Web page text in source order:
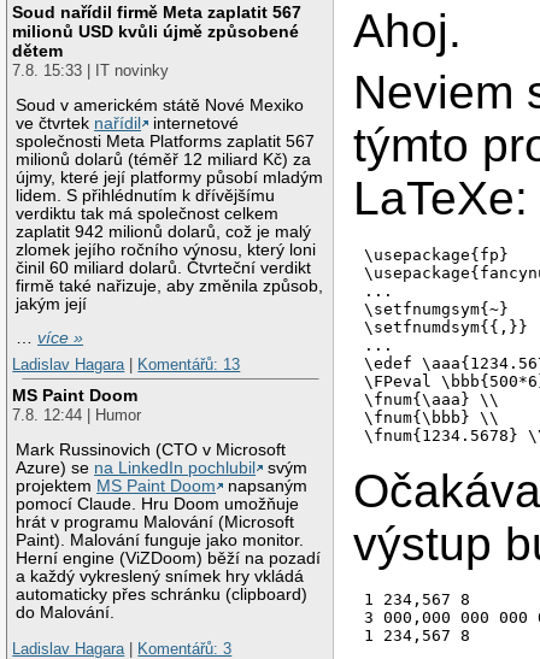
Soud nařídil firmě Meta zaplatit 567
milionů USD kvůli újmě způsobené
dětem
7.8. 15:33 | IT novinky
Soud v americkém státě Nové Mexiko
ve čtvrtek nařídil
internetové
společnosti Meta Platforms zaplatit 567
milionů dolarů (téměř 12 miliard Kč) za
újmy, které její platformy působí mladým
lidem. S přihlédnutím k dřívějšímu
verdiktu tak má společnost celkem
zaplatit 942 milionů dolarů, což je malý
zlomek jejího ročního výnosu, který loni
činil 60 miliard dolarů. Čtvrteční verdikt
firmě také nařizuje, aby změnila způsob,
jakým její
…více »
Ladislav Hagara
Komentářů: 13
MS Paint Doom
7.8. 12:44 | Humor
Mark Russinovich (CTO v Microsoft
Azure) se na LinkedIn pochlubil
svým
projektem MS Paint Doom
napsaným
pomocí Claude. Hru Doom umožňuje
hrát v programu Malování (Microsoft
Paint). Malování funguje jako monitor.
Herní engine (ViZDoom) běží na pozadí
a každý vykreslený snímek hry vkládá
automaticky přes schránku (clipboard)
do Malování.
Ladislav Hagara
Komentářů: 3
Ahoj.
Neviem
týmto
LaTeXe:
\usepackage{fp}
...
\setfnumgsym{~}
\setfnumdsym{{,}}
...
\edef
\FPeval
\fnum{\aaa} \\
\fnum{\bbb} \\
výstup
1 234,567 8
3 000,000 000 000